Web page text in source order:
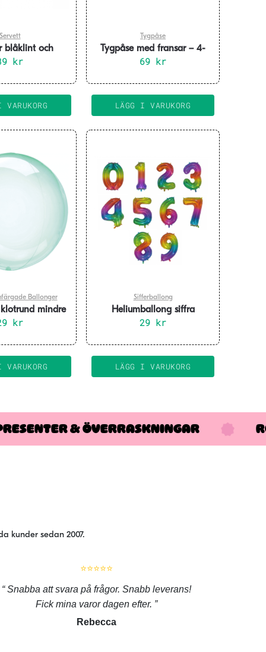
Servett
blåklint och
20-pack
kr
Tygpåse
Tygpåse med fransar – 4-
pack
69 kr
LÄGG I VARUKORG
Ballonger
mindre
– grön
kr
Sifferballong
Heliumballong siffra
regnbåge – 76 cm
29 kr
LÄGG I VARUKORG
produkten
varianter.
De
& ÖVERRASKNINGAR
kunder sedan 2007.
⭐⭐⭐⭐⭐
Snabba att svara på frågor. Snabb leverans!
Fick mina varor dagen efter.
Rebecca